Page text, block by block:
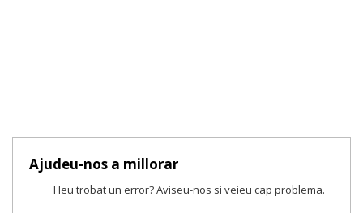
Ajudeu-nos a millorar
Heu trobat un error? Aviseu-nos si veieu cap problema.